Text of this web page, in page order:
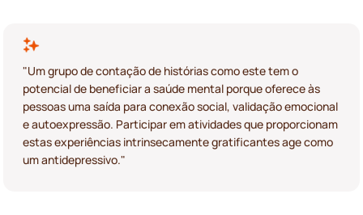
"Um grupo de contação de histórias como este tem o
potencial de beneficiar a saúde mental porque oferece às
pessoas uma saída para conexão social, validação emocional
e autoexpressão. Participar em atividades que proporcionam
estas experiências intrinsecamente gratificantes age como
um antidepressivo."